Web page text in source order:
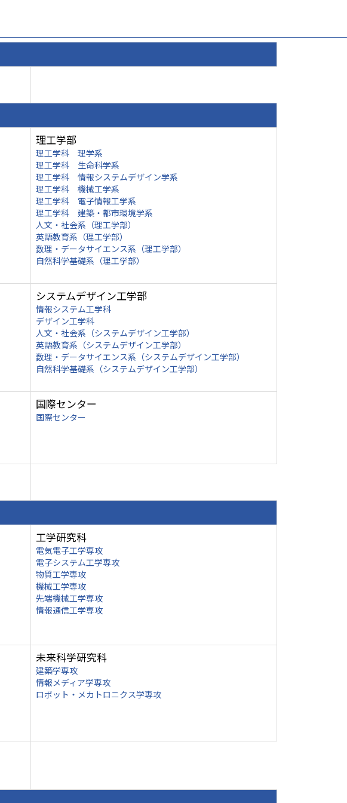
理工学部
理工学科 理学系
理工学科 生命科学系
理工学科 情報システムデザイン学系
理工学科 機械工学系
理工学科 電子情報工学系
理工学科 建築・都市環境学系
人文・社会系（理工学部）
英語教育系（理工学部）
数理・データサイエンス系（理工学部）
自然科学基礎系（理工学部）
システムデザイン工学部
情報システム工学科
デザイン工学科
人文・社会系（システムデザイン工学部）
英語教育系（システムデザイン工学部）
数理・データサイエンス系（システムデザイン工学部）
自然科学基礎系（システムデザイン工学部）
国際センター
国際センター
工学研究科
電気電子工学専攻
電子システム工学専攻
物質工学専攻
機械工学専攻
先端機械工学専攻
情報通信工学専攻
未来科学研究科
建築学専攻
情報メディア学専攻
ロボット・メカトロニクス学専攻